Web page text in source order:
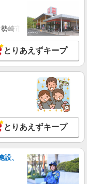
駅：東福寺
詳細を見る
ビス、サービス付き
プホームなど様々な勤
円（資格・経験によ
1800円（資格・経験によ
可能です。詳しくは面談
交通費：別途全額支給 ※
西線「蹴上駅」 ◆京阪
詳細を見る
崎市・太田市・館林市
とりあえずキープ
とりあえずキープ
、